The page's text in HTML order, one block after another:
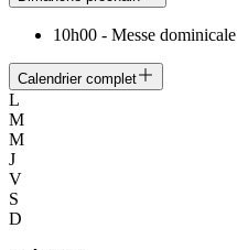
10h00 - Messe dominicale
Calendrier complet
L
M
M
J
V
S
D